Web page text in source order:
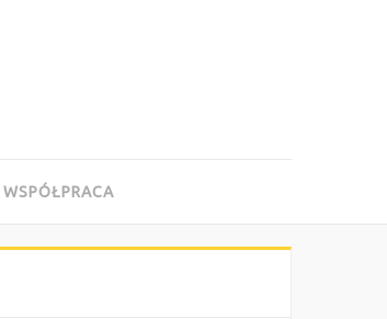
WSPÓŁPRACA